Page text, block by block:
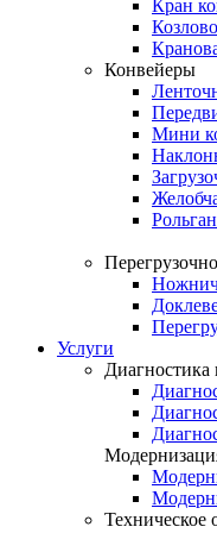
Кран
Конвейеры
Мини
Услуги
Диагностика